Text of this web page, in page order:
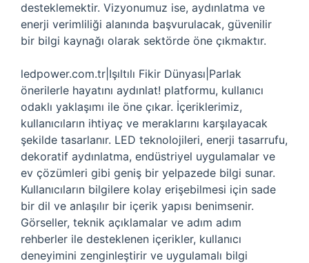
desteklemektir. Vizyonumuz ise, aydınlatma ve
enerji verimliliği alanında başvurulacak, güvenilir
bir bilgi kaynağı olarak sektörde öne çıkmaktır.
ledpower.com.tr|Işıltılı Fikir Dünyası|Parlak
önerilerle hayatını aydınlat! platformu, kullanıcı
odaklı yaklaşımı ile öne çıkar. İçeriklerimiz,
kullanıcıların ihtiyaç ve meraklarını karşılayacak
şekilde tasarlanır. LED teknolojileri, enerji tasarrufu,
dekoratif aydınlatma, endüstriyel uygulamalar ve
ev çözümleri gibi geniş bir yelpazede bilgi sunar.
Kullanıcıların bilgilere kolay erişebilmesi için sade
bir dil ve anlaşılır bir içerik yapısı benimsenir.
Görseller, teknik açıklamalar ve adım adım
rehberler ile desteklenen içerikler, kullanıcı
deneyimini zenginleştirir ve uygulamalı bilgi